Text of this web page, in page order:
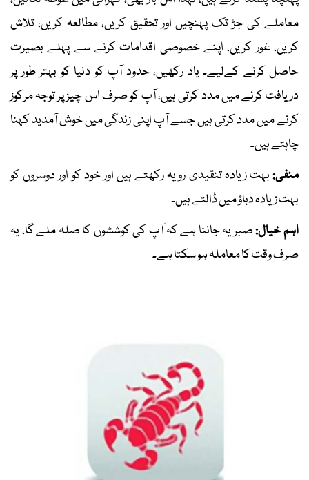
معاملے کی جڑ تک پہنچیں اور تحقیق کریں، مطالعہ کریں، تلاش
کریں، غور کریں، اپنے خصوصی اقدامات کرنے سے پہلے بصیرت
حاصل کرنے کےلیے۔ یاد رکھیں، حدود آپ کو دنیا کو بہتر طور پر
دریافت کرنے میں مدد کرتی ہیں، آپ کو صرف اس چیز پر توجہ مرکوز
کرنے میں مدد کرتی ہیں جسے آپ اپنی زندگی میں خوش آمدید کہنا
چاہتے ہیں۔
منفی:بہت زیادہ تنقیدی رویہ رکھتے ہیں اور خود کو اور دوسروں کو
بہت زیادہ دباؤ میں ڈالتے ہیں۔
اہم خیال:صبر یہ جاننا ہے کہ آپ کی کوششوں کا صلہ ملے گا، یہ
صرف وقت کا معاملہ ہو سکتا ہے۔